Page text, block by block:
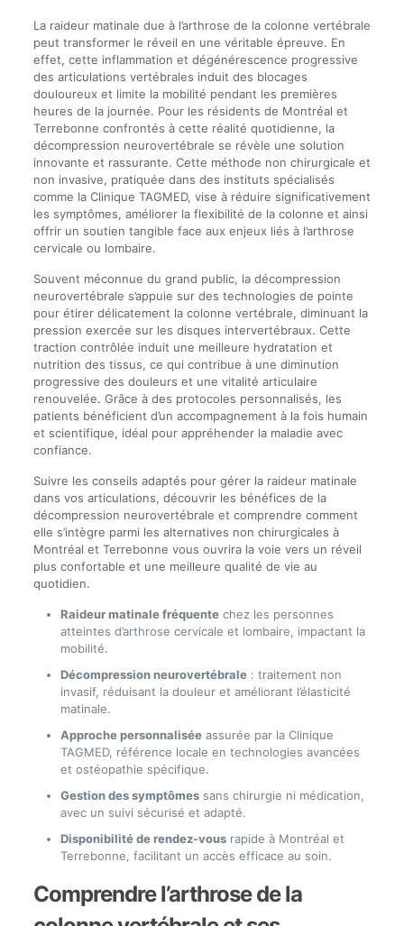
La raideur matinale due à l’arthrose de la colonne vertébrale
peut transformer le réveil en une véritable épreuve. En
effet, cette inflammation et dégénérescence progressive
des articulations vertébrales induit des blocages
douloureux et limite la mobilité pendant les premières
heures de la journée. Pour les résidents de Montréal et
Terrebonne confrontés à cette réalité quotidienne, la
décompression neurovertébrale se révèle une solution
innovante et rassurante. Cette méthode non chirurgicale et
non invasive, pratiquée dans des instituts spécialisés
comme la Clinique TAGMED, vise à réduire significativement
les symptômes, améliorer la flexibilité de la colonne et ainsi
offrir un soutien tangible face aux enjeux liés à l’arthrose
cervicale ou lombaire.
Souvent méconnue du grand public, la décompression
neurovertébrale s’appuie sur des technologies de pointe
pour étirer délicatement la colonne vertébrale, diminuant la
pression exercée sur les disques intervertébraux. Cette
traction contrôlée induit une meilleure hydratation et
nutrition des tissus, ce qui contribue à une diminution
progressive des douleurs et une vitalité articulaire
renouvelée. Grâce à des protocoles personnalisés, les
patients bénéficient d’un accompagnement à la fois humain
et scientifique, idéal pour appréhender la maladie avec
confiance.
Suivre les conseils adaptés pour gérer la raideur matinale
dans vos articulations, découvrir les bénéfices de la
décompression neurovertébrale et comprendre comment
elle s’intègre parmi les alternatives non chirurgicales à
Montréal et Terrebonne vous ouvrira la voie vers un réveil
plus confortable et une meilleure qualité de vie au
quotidien.
Raideur matinale fréquentechez les personnes
atteintes d’arthrose cervicale et lombaire, impactant la
mobilité.
Décompression neurovertébrale: traitement non
invasif, réduisant la douleur et améliorant l’élasticité
matinale.
Approche personnaliséeassurée par la Clinique
TAGMED, référence locale en technologies avancées
et ostéopathie spécifique.
Gestion des symptômessans chirurgie ni médication,
avec un suivi sécurisé et adapté.
Disponibilité de rendez-vousrapide à Montréal et
Terrebonne, facilitant un accès efficace au soin.
Comprendre l’arthrose de la